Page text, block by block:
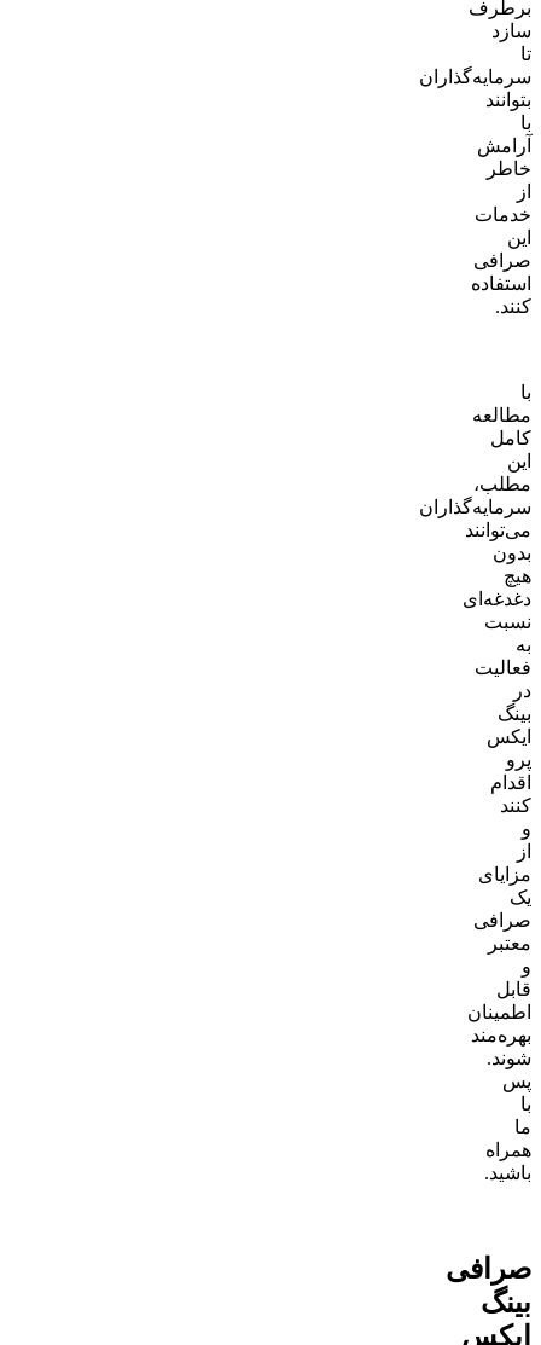
برطرف
سازد
تا
سرمایه‌گذاران
بتوانند
با
آرامش
خاطر
از
خدمات
این
صرافی
استفاده
کنند.
با
مطالعه
کامل
این
مطلب،
سرمایه‌گذاران
می‌توانند
بدون
هیچ
دغدغه‌ای
نسبت
به
فعالیت
در
بینگ
ایکس
پرو
اقدام
کنند
و
از
مزایای
یک
صرافی
معتبر
و
قابل
اطمینان
بهره‌مند
شوند.
پس
با
ما
همراه
باشید.
صرافی
بینگ
ایکس